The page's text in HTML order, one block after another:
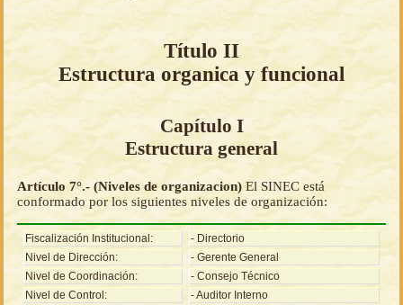
Título II
Estructura organica y funcional
Capítulo I
Estructura general
Artículo 7°.- (Niveles de organizacion) El SINEC está
conformado por los siguientes niveles de organización:
Fiscalización Institucional:
- Directorio
Nivel de Dirección:
- Gerente General
Nivel de Coordinación:
- Consejo Técnico
Nivel de Control:
- Auditor Interno